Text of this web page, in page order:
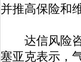
并推高保险和
达信风险咨
塞亚克表示，